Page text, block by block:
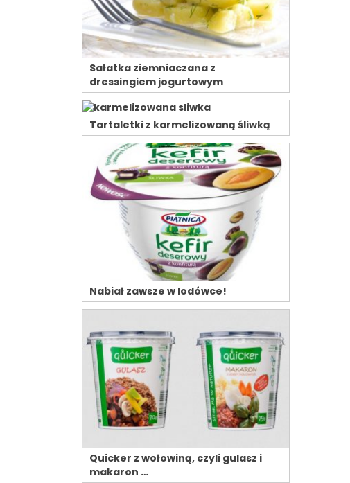
Sałatka ziemniaczana z
dressingiem jogurtowym
Tartaletki z karmelizowaną śliwką
Nabiał zawsze w lodówce!
Quicker z wołowiną, czyli gulasz i
makaron …